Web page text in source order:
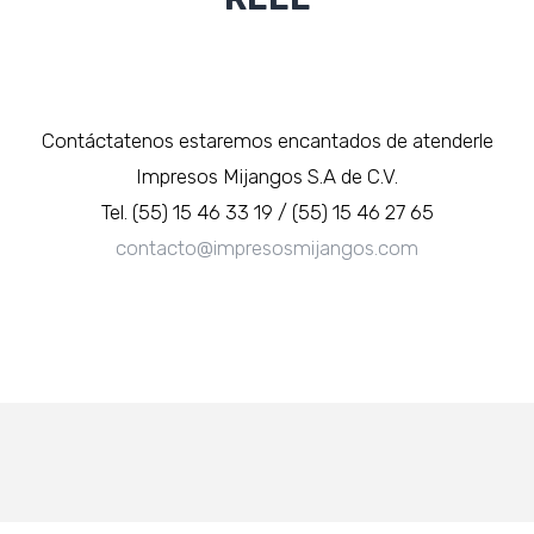
Contáctatenos estaremos encantados de atenderle
Impresos Mijangos S.A de C.V.
Tel. (55) 15 46 33 19 / (55) 15 46 27 65
contacto@impresosmijangos.com